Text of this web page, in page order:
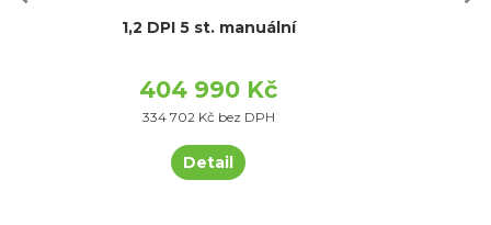
1,2 DPI 5 st. manuální
404 990 Kč
334 702 Kč bez DPH
Detail